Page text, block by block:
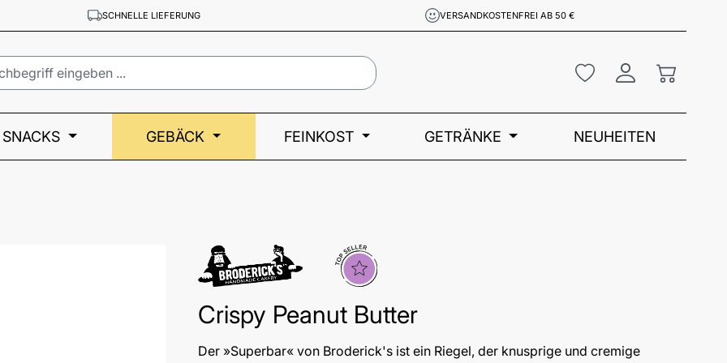
SCHNELLE LIEFERUNG VERSANDKOSTENFREI AB 50 €
Du hast 0 Produkte
SNACKS GEBÄCK FEINKOST GETRÄNKE NEUHEITEN
Topseller
Crispy Peanut Butter
Der »Superbar« von Broderick's ist ein Riegel, der knusprige und cremige